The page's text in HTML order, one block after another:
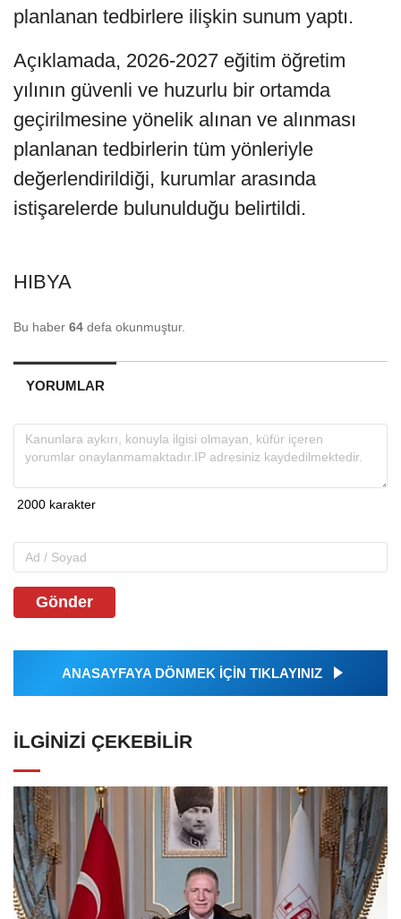
planlanan tedbirlere ilişkin sunum yaptı.
Açıklamada, 2026-2027 eğitim öğretim
yılının güvenli ve huzurlu bir ortamda
geçirilmesine yönelik alınan ve alınması
planlanan tedbirlerin tüm yönleriyle
değerlendirildiği, kurumlar arasında
istişarelerde bulunulduğu belirtildi.
HIBYA
Bu haber 64 defa okunmuştur.
YORUMLAR
Gönder
ANASAYFAYA DÖNMEK İÇİN TIKLAYINIZ
İLGINIZI ÇEKEBILIR